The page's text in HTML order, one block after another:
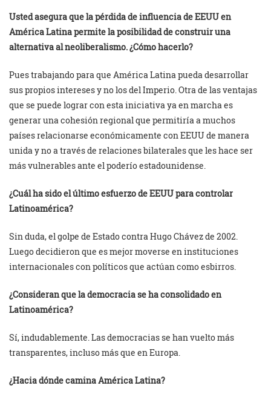
Usted asegura que la pérdida de influencia de EEUU en
América Latina permite la posibilidad de construir una
alternativa al neoliberalismo. ¿Cómo hacerlo?
Pues trabajando para que América Latina pueda desarrollar
sus propios intereses y no los del Imperio. Otra de las ventajas
que se puede lograr con esta iniciativa ya en marcha es
generar una cohesión regional que permitiría a muchos
países relacionarse económicamente con EEUU de manera
unida y no a través de relaciones bilaterales que les hace ser
más vulnerables ante el poderío estadounidense.
¿Cuál ha sido el último esfuerzo de EEUU para controlar
Latinoamérica?
Sin duda, el golpe de Estado contra Hugo Chávez de 2002.
Luego decidieron que es mejor moverse en instituciones
internacionales con políticos que actúan como esbirros.
¿Consideran que la democracia se ha consolidado en
Latinoamérica?
Sí, indudablemente. Las democracias se han vuelto más
transparentes, incluso más que en Europa.
¿Hacia dónde camina América Latina?